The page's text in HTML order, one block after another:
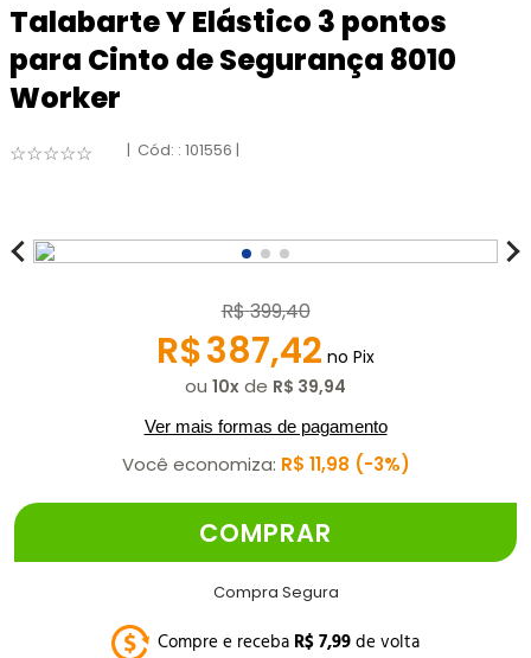
Talabarte Y Elástico 3 pontos
para Cinto de Segurança 8010
Worker
☆☆☆☆☆ : 101556
R$399,40
R$387,42 no Pix
ou 10 de R$ 39,94
Ver mais formas de pagamento
Você economiza: R$ 11,98 3%
COMPRAR
Compra Segura
Compre e receba R$7,99de volta